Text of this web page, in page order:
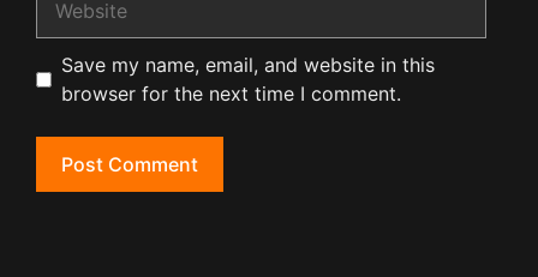
Save my name, email, and website in this
browser for the next time I comment.